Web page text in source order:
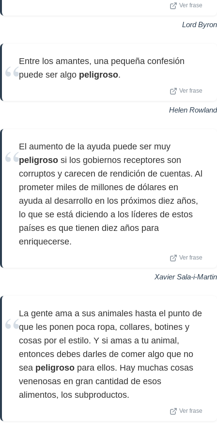
Ver frase
Lord Byron
Entre los amantes, una pequeña confesión
puede ser algo peligroso.
Ver frase
Helen Rowland
El aumento de la ayuda puede ser muy
peligroso si los gobiernos receptores son
corruptos y carecen de rendición de cuentas. Al
prometer miles de millones de dólares en
ayuda al desarrollo en los próximos diez años,
lo que se está diciendo a los líderes de estos
países es que tienen diez años para
enriquecerse.
Ver frase
Xavier Sala-i-Martin
La gente ama a sus animales hasta el punto de
que les ponen poca ropa, collares, botines y
cosas por el estilo. Y si amas a tu animal,
entonces debes darles de comer algo que no
sea peligroso para ellos. Hay muchas cosas
venenosas en gran cantidad de esos
alimentos, los subproductos.
Ver frase